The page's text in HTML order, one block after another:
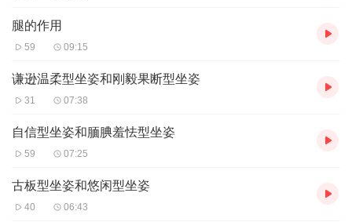
腿的作用
59 09:15
谦逊温柔型坐姿和刚毅果断型坐姿
31 07:38
自信型坐姿和腼腆羞怯型坐姿
59 07:25
古板型坐姿和悠闲型坐姿
40 06:43